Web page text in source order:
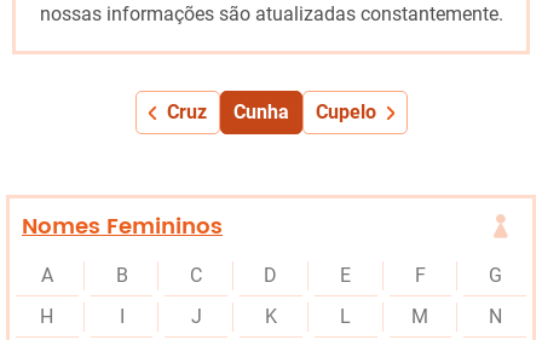
nossas informações são atualizadas constantemente.
Cruz Cunha Cupelo
Nomes Femininos
A B C D E F
G
H
I J K L M
N